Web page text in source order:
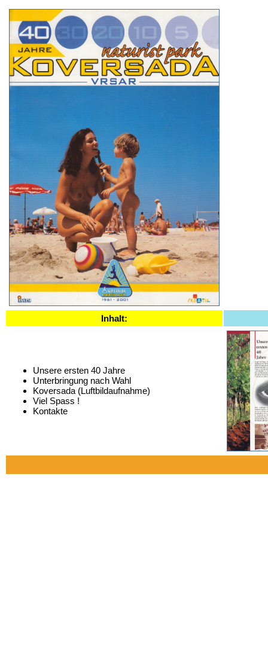
Inhalt:
Unsere ersten 40 Jahre
Unterbringung nach Wahl
Koversada (Luftbildaufnahme)
Viel Spass !
Kontakte